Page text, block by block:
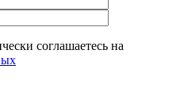
соглашаетесь на